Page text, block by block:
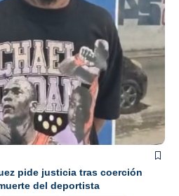
pide justicia tras coerción
del deportista